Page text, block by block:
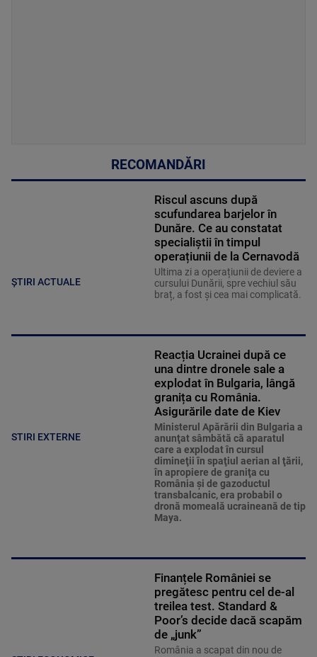
RECOMANDĂRI
ȘTIRI ACTUALE
Riscul ascuns după
scufundarea barjelor în
Dunăre. Ce au constatat
specialiștii în timpul
operațiunii de la Cernavodă
Ultima zi a operațiunii de deviere a
cursului Dunării, spre vechiul său
braț, a fost și cea mai complicată.
STIRI EXTERNE
Reacția Ucrainei după ce
una dintre dronele sale a
explodat în Bulgaria, lângă
granița cu România.
Asigurările date de Kiev
Ministerul Apărării din Bulgaria a
anunţat sâmbătă că aparatul
care a explodat în cursul
dimineţii în spaţiul aerian al ţării,
în apropiere de graniţa cu
România şi de gazoductul
transbalcanic, era probabil o
dronă momeală ucraineană de tip
Maya.
Finanțele României se
pregătesc pentru cel de-al
treilea test. Standard &
Poor’s decide dacă scapăm
de „junk”
România a scapat din nou de